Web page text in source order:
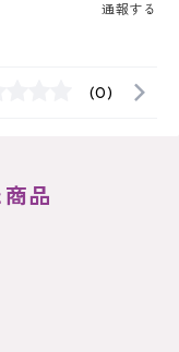
通報する
(0)
品